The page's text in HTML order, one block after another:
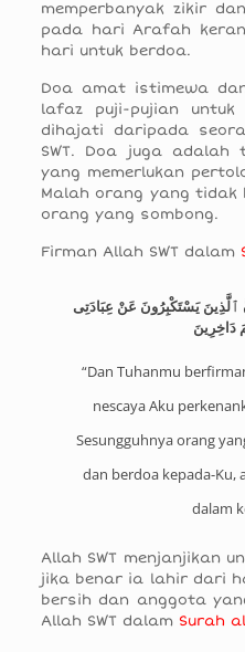
memperbanyak zikir
pada hari Arafah
hari untuk berdoa.
Doa amat istimewa
lafaz puji-pujian untuk
dihajati daripada
SWT. Doa juga adalah
yang memerlukan
Malah orang yang tidak
orang yang sombong.
Firman Allah SWT dalam
يَسْتَكْبِرُونَ عَنْ عِبَادَتِى
دَاخِرِينَ
“Dan Tuhanmu
nescaya Aku
Sesungguhnya orang
dan berdoa kepada-Ku,
dalam
Allah SWT menjanjikan
jika benar ia lahir dari
bersih dan anggota
Allah SWT dalam Surah